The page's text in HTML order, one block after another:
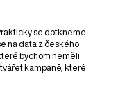
se dotkneme
na data z českého
bychom neměli
kampaně, které